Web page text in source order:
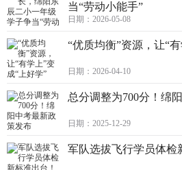
当“劳动小能手”
日期：2026-05-08
“优质均衡”资源，让“
日期：2026-04-10
总分调整为700分！绵
日期：2025-12-29
军队选拔飞行学员体检